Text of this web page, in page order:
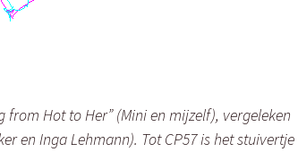
from Hot to Her” (Mini en mijzelf), vergeleken
en Inga Lehmann). Tot CP57 is het stuivertje